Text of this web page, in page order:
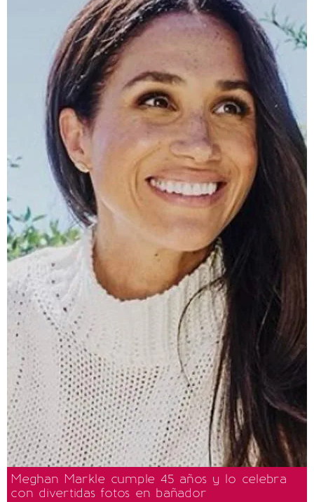
Meghan Markle cumple 45 años y lo celebra
con divertidas fotos en bañador